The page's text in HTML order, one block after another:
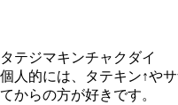
タテジマキンチャクダイ
個人的には、タテキン↑や
てからの方が好きです。